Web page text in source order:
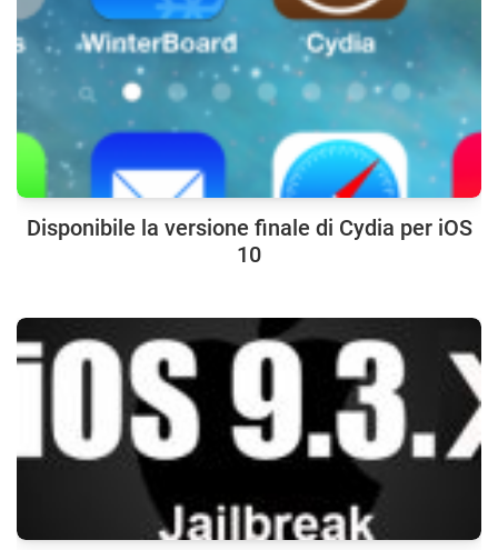
Disponibile la versione finale di Cydia per iOS
10